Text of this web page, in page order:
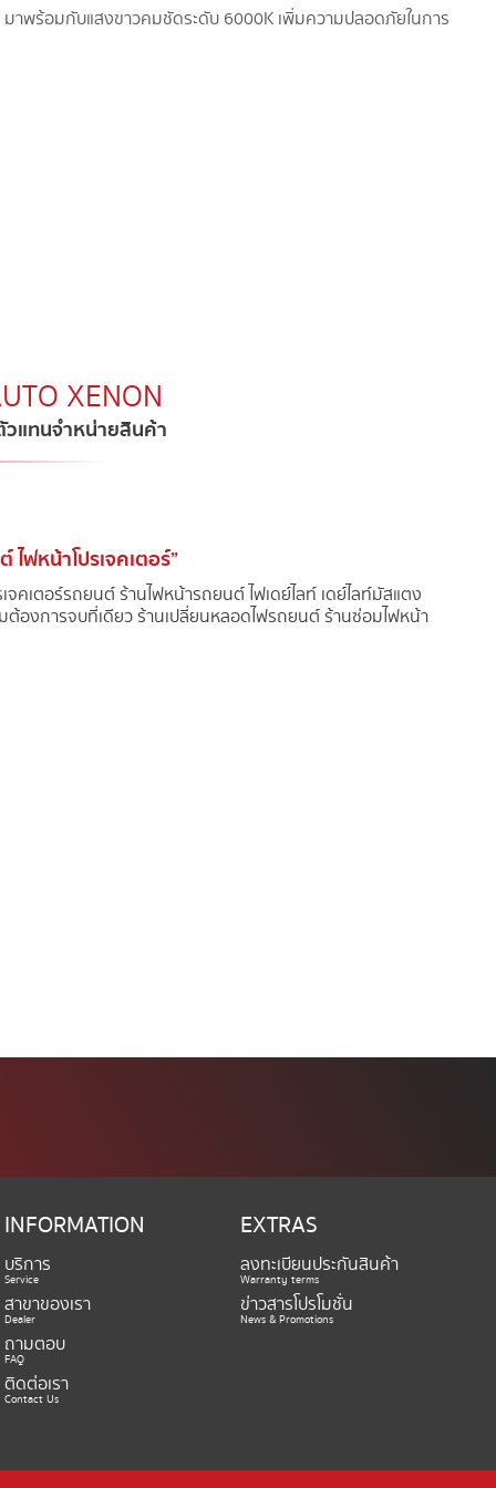
าพร้อมกับแสงขาวคมชัดระดับ 6000K เพิ่มความปลอดภัยในการ
XENON​
วแทนจำหน่ายสินค้า
ไฟหน้าโปรเจคเตอร์”
คเตอร์รถยนต์ ร้านไฟหน้ารถยนต์ ไฟเดย์ไลท์ เดย์ไลท์มัสแตง
งการจบที่เดียว ร้านเปลี่ยนหลอดไฟรถยนต์ ร้านซ่อมไฟหน้า
INFORMATION
บริการ
Service
สาขาของเรา
Dealer
ถามตอบ
FAQ
ติดต่อเรา
Contact Us
EXTRAS
ลงทะเบียนประกันสินค้า
Warranty terms
ข่าวสารโปรโมชั่น
News & Promotions